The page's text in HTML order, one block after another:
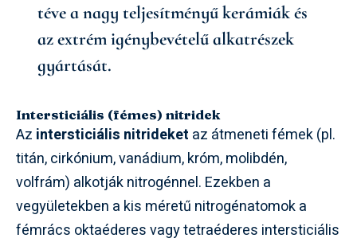
téve a nagy teljesítményű kerámiák és
az extrém igénybevételű alkatrészek
gyártását.
Intersticiális (fémes) nitridek
Az intersticiális nitrideket az átmeneti fémek (pl.
titán, cirkónium, vanádium, króm, molibdén,
volfrám) alkotják nitrogénnel. Ezekben a
vegyületekben a kis méretű nitrogénatomok a
fémrács oktaéderes vagy tetraéderes intersticiális